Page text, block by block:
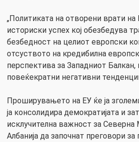
„Политиката на отворени врати
историски успех кој обезбедува
безбедност на целиот европски
отсуството на кредибилна
перспектива за Западниот
повеќекратни негативни
Проширувањето на ЕУ ќе ја
ја консолидира демократијата и
исклучителна важност за Северна
Албанија да започнат преговори